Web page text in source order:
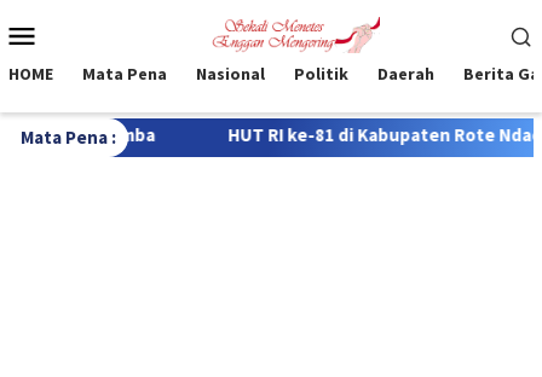
ke
Mobile
HOME Mata Pena Nasional Politik Daerah Berita
Mata Pena :
RI ke-81 di Kabupaten Rote Ndao, 322 Siswa Bersaing dalam